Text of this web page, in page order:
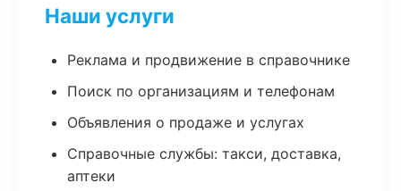
Наши услуги
Реклама и продвижение в справочнике
Поиск по организациям и телефонам
Объявления о продаже и услугах
Справочные службы: такси, доставка,
аптеки